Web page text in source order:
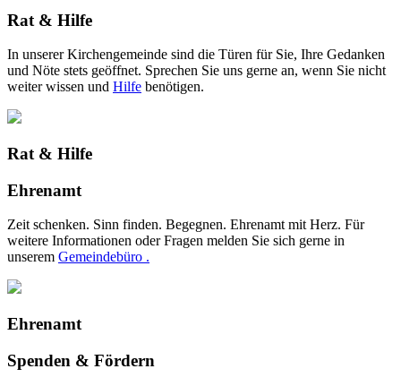
Rat & Hilfe
In unserer Kirchengemeinde sind die Türen für Sie, Ihre Gedanken
und Nöte stets geöffnet. Sprechen Sie uns gerne an, wenn Sie nicht
weiter wissen und Hilfe benötigen.
Rat & Hilfe
Ehrenamt
Zeit schenken. Sinn finden. Begegnen. Ehrenamt mit Herz. Für
weitere Informationen oder Fragen melden Sie sich gerne in
unserem Gemeindebüro .
Ehrenamt
Spenden & Fördern